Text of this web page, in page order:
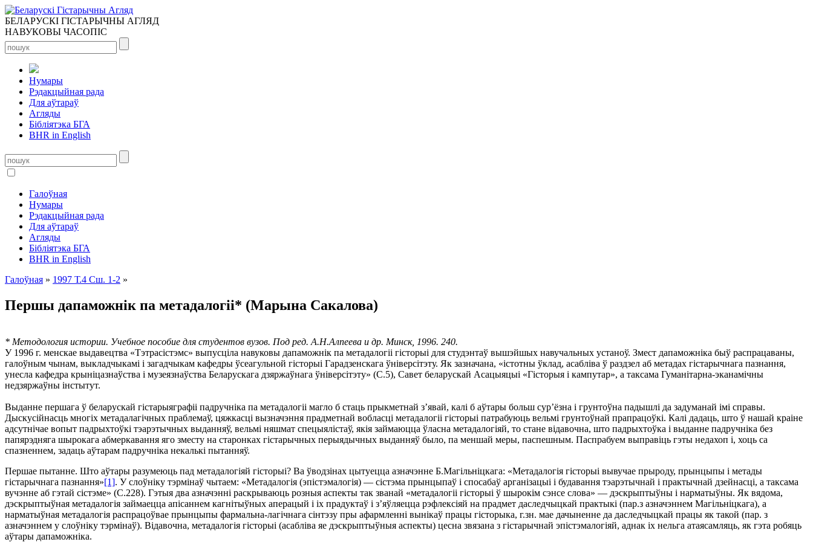
БЕЛАРУСКІ ГІСТАРЫЧНЫ АГЛЯД
НАВУКОВЫ ЧАСОПІС
Нумары
Рэдакцыйная рада
Для аўтараў
Агляды
Бібліятэка БГА
BHR in English
Галоўная
Нумары
Рэдакцыйная рада
Для аўтараў
Агляды
Бібліятэка БГА
BHR in English
Галоўная » 1997 Т.4 Сш. 1-2 »
Першы дапаможнiк па метадалогii* (Марына Сакалова)
* Методология истории. Учебное пособие для студентов вузов. Под ред. А.Н.Алпеева и др. Минск, 1996. 240.
У 1996 г. мeнскае выдавецтва «Тэтрасiстэмс» выпусцiла навуковы дапаможнiк па метадалогii гiсторыi для студэнтаў вышэйшых навучальных устаноў. Змест дапаможнiка быў распрацаваны,
галоўным чынам, выкладчыкамi i загадчыкам кафедры ўсеагульной гiсторыi Гарадзенскага ўнiверсiтэту. Як зазначана, «iстотны ўклад, асаблiва ў раздзел аб метадах гiстарычнага пазнання,
унесла кафедра крынiцазнаўства i музеязнаўства Беларускага дзяржаўнага ўнiверсiтэту» (С.5), Савет беларускай Асацыяцыi «Гiсторыя i кампутар», а таксама Гуманiтарна-эканамiчны
недзяржаўны iнстытут.
Выданне першага ў беларускай гiстарыяграфii падручнiка па метадалогii магло б стаць прыкметнай з’явай, калi б аўтары больш сур’ёзна i грунтоўна падышлi да задуманай iмi справы.
Дыскусiйнасць многiх метадалагiчных праблемаў, цяжкасцi вызначэння прадметнай вобласцi метадалогii гiсторыi патрабуюць вельмi грунтоўнай прапрацоўкi. Калi дадаць, што ў нашай краiне
адсутнiчае вопыт падрыхтоўкi тэарэтычных выданняў, вельмi няшмат спецыялiстаў, якiя займаюцца ўласна метадалогiяй, то стане вiдавочна, што падрыхтоўка i выданне падручнiка без
папярэдняга шырокага абмеркавання яго зместу на старонках гiстарычных перыядычных выданняў было, па меншай меры, паспешным. Паспрабуем выправiць гэты недахоп i, хоць са
спазненнем, задаць аўтарам падручнiка некалькi пытанняў.
Першае пытанне. Што аўтары разумеюць пад метадалогiяй гiсторыi? Ва ўводзiнах цытуецца азначэнне Б.Магiльнiцкага: «Метадалогiя гiсторыi вывучае прыроду, прынцыпы i метады
гiстарычнага пазнання»[1]. У слоўнiку тэрмiнаў чытаем: «Метадалогiя (эпiстэмалогiя) — сiстэма прынцыпаў i спосабаў арганiзацыi i будавання тэарэтычнай i практычнай дзейнасцi, а таксама
вучэнне аб гэтай сiстэме» (С.228). Гэтыя два азначэннi раскрываюць розныя аспекты так званай «метадалогii гiсторыi ў шырокiм сэнсе слова» — дэскрыптыўны i нарматыўны. Як вядома,
дэскрыптыўная метадалогiя займаецца апiсаннем кагнiтыўных аперацый i iх прадуктаў i з’яўляецца рэфлексiяй на прадмет даследчыцкай практыкi (пар.з азначэннем Магiльнiцкага), а
нарматыўная метадалогiя распрацоўвае прынцыпы фармальна-лагiчнага сiнтэзу пры афармленнi вынiкаў працы гiсторыка, г.зн. мае дачыненне да даследчыцкай працы як такой (пар. з
азначэннем у слоўнiку тэрмiнаў). Вiдавочна, метадалогiя гiсторыi (асаблiва яе дэскрыптыўныя аспекты) цесна звязана з гiстарычнай эпiстэмалогiяй, аднак iх нельга атаясамляць, як гэта робяць
аўтары дапаможнiка.